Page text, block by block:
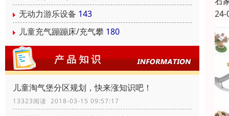
无动力游乐设备 143
儿童充气蹦蹦床/充气攀 180
儿童淘气堡分区规划，快来涨知识吧！
13323阅读 2018-03-15 09:57:17
24-